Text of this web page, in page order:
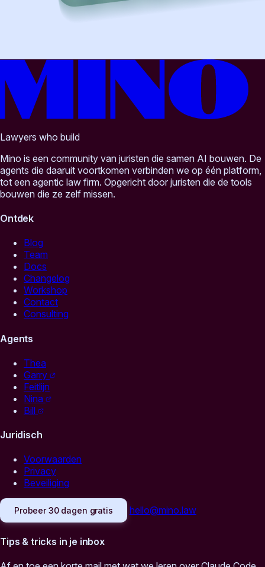
Lawyers who build
Mino is een community van juristen die samen AI bouwen. De
agents die daaruit voortkomen verbinden we op één platform,
tot een agentic law firm. Opgericht door juristen die de tools
bouwen die ze zelf missen.
Ontdek
Blog
Team
Docs
Changelog
Workshop
Contact
Consulting
Agents
Thea
Garry
Feitlijn
Nina
Bill
Juridisch
Voorwaarden
Privacy
Beveiliging
Probeer 30 dagen gratis hello@mino.law
Tips & tricks in je inbox